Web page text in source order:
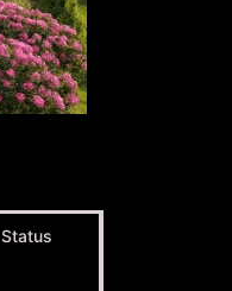
Status